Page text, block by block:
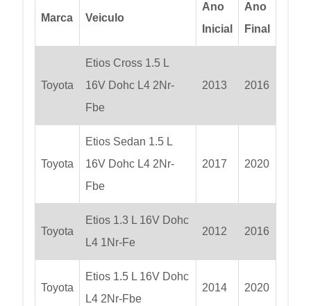
Marca Veiculo
Ano
Inicial
Ano
Final
Toyota
Etios Cross 1.5 L
16V Dohc L4 2Nr-
Fbe
2013 2016
Toyota
Etios Sedan 1.5 L
16V Dohc L4 2Nr-
Fbe
2017 2020
Toyota
Etios 1.3 L 16V Dohc
L4 1Nr-Fe
2012 2016
Toyota
Etios 1.5 L 16V Dohc
L4 2Nr-Fbe
2014 2020